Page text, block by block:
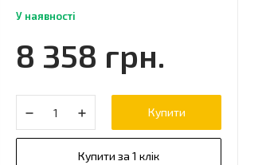
У наявності
8 358 грн.
Купити
Купити за 1 клік